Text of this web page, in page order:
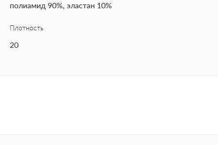
полиамид 90%, эластан 10%
Плотность
20